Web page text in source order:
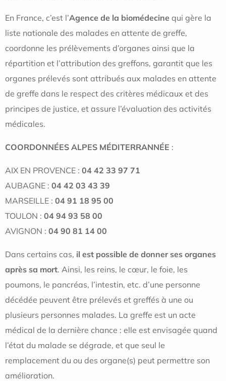
En France, c’est l’Agence de la biomédecine qui gère la
liste nationale des malades en attente de greffe,
coordonne les prélèvements d’organes ainsi que la
répartition et l’attribution des greffons, garantit que les
organes prélevés sont attribués aux malades en attente
de greffe dans le respect des critères médicaux et des
principes de justice, et assure l’évaluation des activités
médicales.
COORDONNÉES ALPES MÉDITERRANNÉE :
AIX EN PROVENCE : 04 42 33 97 71
AUBAGNE : 04 42 03 43 39
MARSEILLE : 04 91 18 95 00
TOULON : 04 94 93 58 00
AVIGNON : 04 90 81 14 00
Dans certains cas, il est possible de donner ses organes
après sa mort. Ainsi, les reins, le cœur, le foie, les
poumons, le pancréas, l’intestin, etc. d’une personne
décédée peuvent être prélevés et greffés à une ou
plusieurs personnes malades. La greffe est un acte
médical de la dernière chance : elle est envisagée quand
l’état du malade se dégrade, et que seul le
remplacement du ou des organe(s) peut permettre son
amélioration.